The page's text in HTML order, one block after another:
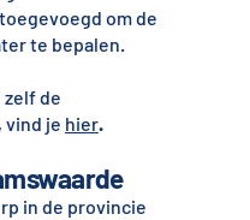
om de
te bepalen.
zelf de
je hier.
in de provincie